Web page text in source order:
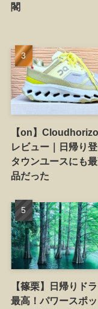
閣
【on】
レビュー｜日帰り
タウンユースにも
品だった
【篠栗】日帰りド
最高！パワースポ